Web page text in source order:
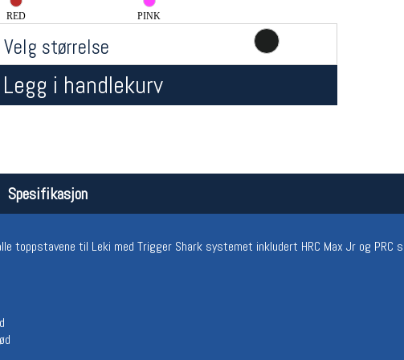
RED PINK
Velg størrelse
Legg i handlekurv
Spesifikasjon
toppstavene til Leki med Trigger Shark systemet inkludert HRC Max Jr og PRC
13)
Man-Fredag:
11-18